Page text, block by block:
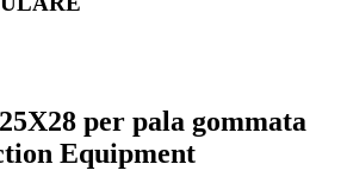
per pala gommata
Equipment